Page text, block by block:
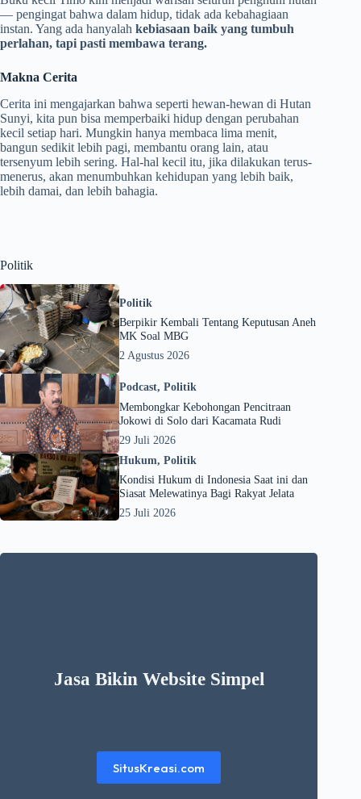
— pengingat bahwa dalam hidup, tidak ada kebahagiaan
instan. Yang ada hanyalah kebiasaan baik yang tumbuh
perlahan, tapi pasti membawa terang.
Makna Cerita
Cerita ini mengajarkan bahwa seperti hewan-hewan di Hutan
Sunyi, kita pun bisa memperbaiki hidup dengan perubahan
kecil setiap hari. Mungkin hanya membaca lima menit,
bangun sedikit lebih pagi, membantu orang lain, atau
tersenyum lebih sering. Hal-hal kecil itu, jika dilakukan terus-
menerus, akan menumbuhkan kehidupan yang lebih baik,
lebih damai, dan lebih bahagia.
Politik
Politik
Berpikir Kembali Tentang Keputusan Aneh
MK Soal MBG
2 Agustus 2026
Podcast, Politik
Membongkar Kebohongan Pencitraan
Jokowi di Solo dari Kacamata Rudi
29 Juli 2026
Hukum, Politik
Kondisi Hukum di Indonesia Saat ini dan
Siasat Melewatinya Bagi Rakyat Jelata
25 Juli 2026
Jasa Bikin Website Simpel
SitusKreasi.com